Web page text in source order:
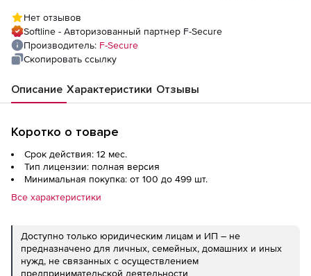
Нет отзывов
Softline - Авторизованный партнер F-Secure
Производитель: F-Secure
Скопировать ссылку
Описание Характеристики Отзывы
Коротко о товаре
Срок действия: 12 мес.
Тип лицензии: полная версия
Минимальная покупка: от 100 до 499 шт.
Все характеристики
Доступно только юридическим лицам и ИП – не
предназначено для личных, семейных, домашних и иных
нужд, не связанных с осуществлением
предпринимательской деятельности